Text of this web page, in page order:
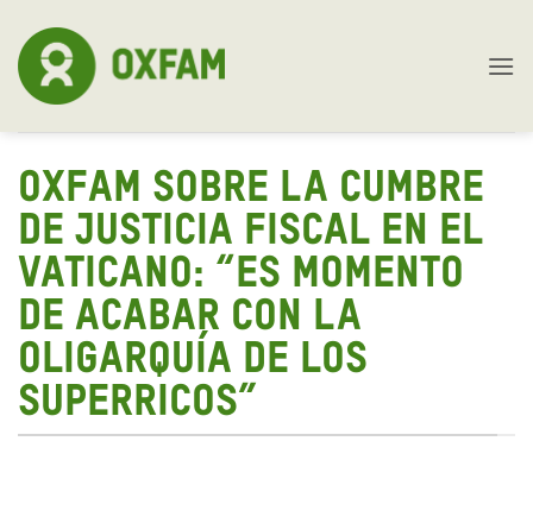
content
OXFAM SOBRE LA CUMBRE
DE JUSTICIA FISCAL EN EL
VATICANO: “ES MOMENTO
DE ACABAR CON LA
OLIGARQUÍA DE LOS
SUPERRICOS”